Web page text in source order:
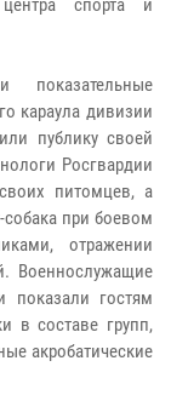
спорта и
караула дивизии
публику своей
Росгвардии
питомцев, а
при боевом
отражении
Военнослужащие
показали гостям
в составе групп,
акробатические